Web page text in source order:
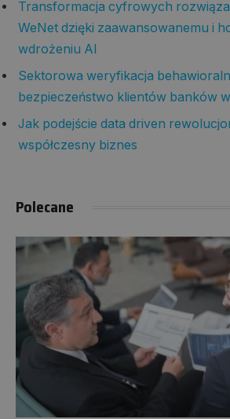
Transformacja cyfrowych
WeNet dzięki zaawansowanemu i
wdrożeniu AI
Sektorowa weryfikacja
bezpieczeństwo klientów banków
Jak podejście data driven
współczesny biznes
Polecane